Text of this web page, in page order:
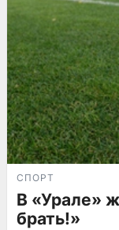
СПОРТ
В «Урале»
брать!»